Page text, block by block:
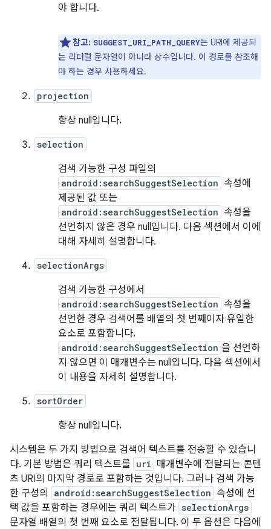
야 합니다.
참고: SUGGEST_URI_PATH_QUERY는 URI에 제공되
는 리터럴 문자열이 아니라 상수입니다. 이 경로를 참조해
야 하는 경우 사용하세요.
projection
항상 null입니다.
selection
검색 가능한 구성 파일의
android:searchSuggestSelection 속성에
제공된 값 또는
android:searchSuggestSelection 속성을
선언하지 않은 경우 null입니다. 다음 섹션에서 이에
대해 자세히 설명합니다.
selectionArgs
검색 가능한 구성에서
android:searchSuggestSelection 속성을
선언한 경우 검색어를 배열의 첫 번째이자 유일한
요소로 포함합니다.
android:searchSuggestSelection 을 선언하
지 않으면 이 매개변수는 null입니다. 다음 섹션에서
이 내용을 자세히 설명합니다.
sortOrder
항상 null입니다.
시스템은 두 가지 방법으로 검색어 텍스트를 전송할 수 있습니
다. 기본 방법은 쿼리 텍스트를 uri 매개변수에 전달되는 콘텐
츠 URI의 마지막 경로로 포함하는 것입니다. 그러나 검색 가능
한 구성의
android:searchSuggestSelection 속성에 선
택 값을 포함하는 경우에는 쿼리 텍스트가 selectionArgs
문자열 배열의 첫 번째 요소로 전달됩니다. 이 두 옵션은 다음에